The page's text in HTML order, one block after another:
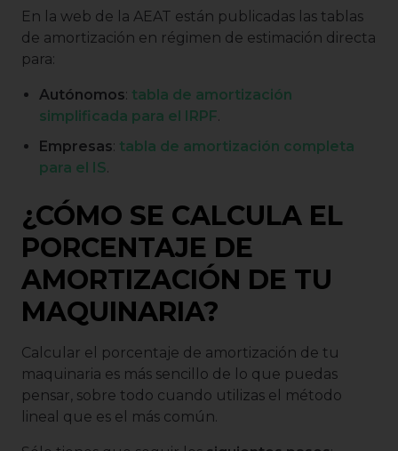
En la web de la AEAT están publicadas las tablas
de amortización en régimen de estimación directa
para:
Autónomos: tabla de amortización
simplificada para el IRPF.
Empresas: tabla de amortización completa
para el IS.
¿CÓMO SE CALCULA EL
PORCENTAJE DE
AMORTIZACIÓN DE TU
MAQUINARIA?
Calcular el porcentaje de amortización de tu
maquinaria es más sencillo de lo que puedas
pensar, sobre todo cuando utilizas el método
lineal que es el más común.